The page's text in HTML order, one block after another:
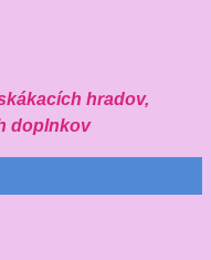
hradov,
doplnkov